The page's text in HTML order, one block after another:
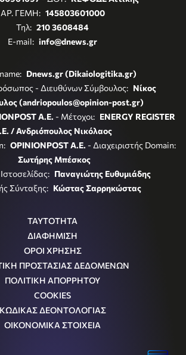
ΑΡ. ΓΕΜΗ: 145803601000
Τηλ: 210 3608484
E-mail: info@dnews.gr
Dnews.gr (Dikaiologitika.gr)
- Διευθύνων Σύμβουλος: Νίκος
(andriopoulos@opinion-post.gr)
A.E. - Μέτοχοι: ENERGY REGISTER
/ Ανδριόπουλος Νικόλαος
OPINIONPOST A.E. - Διαχειριστής Domain:
Σωτήρης Μπέσκος
Παναγιώτης Ευθυμιάδης
Σύνταξης: Κώστας Σαρρηκώστας
ΤΑΥΤΟΤΗΤΑ
ΔΙΑΦΗΜΙΣΗ
ΟΡΟΙ ΧΡΗΣΗΣ
ΠΡΟΣΤΑΣΙΑΣ ΔΕΔΟΜΕΝΩΝ
ΠΟΛΙΤΙΚΗ ΑΠΟΡΡΗΤΟΥ
COOKIES
ΚΩΔΙΚΑΣ ΔΕΟΝΤΟΛΟΓΙΑΣ
ΟΙΚΟΝΟΜΙΚΑ ΣΤΟΙΧΕΙΑ